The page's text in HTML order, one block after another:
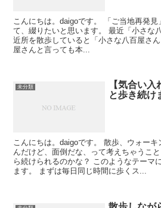
こんにちは。daigoです。 「ご当地再発
て、綴りたいと思います。 最近「小さな
近所を散歩していると「小さな八百屋さ
屋さんと言っても本...
未分類
【気合い
と歩き続け
こんにちは。daigoです。 散歩、ウォー
んだけど、面倒だな、って考えちゃうこ
ら続けられるのかな？ このようなテーマ
ます。 まずは毎日同じ時間に歩くス...